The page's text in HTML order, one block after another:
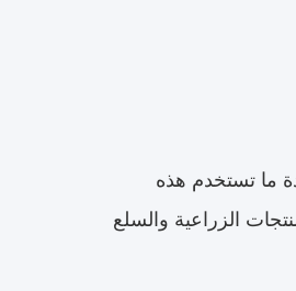
ما تستخدم هذه
الزراعية والسلع